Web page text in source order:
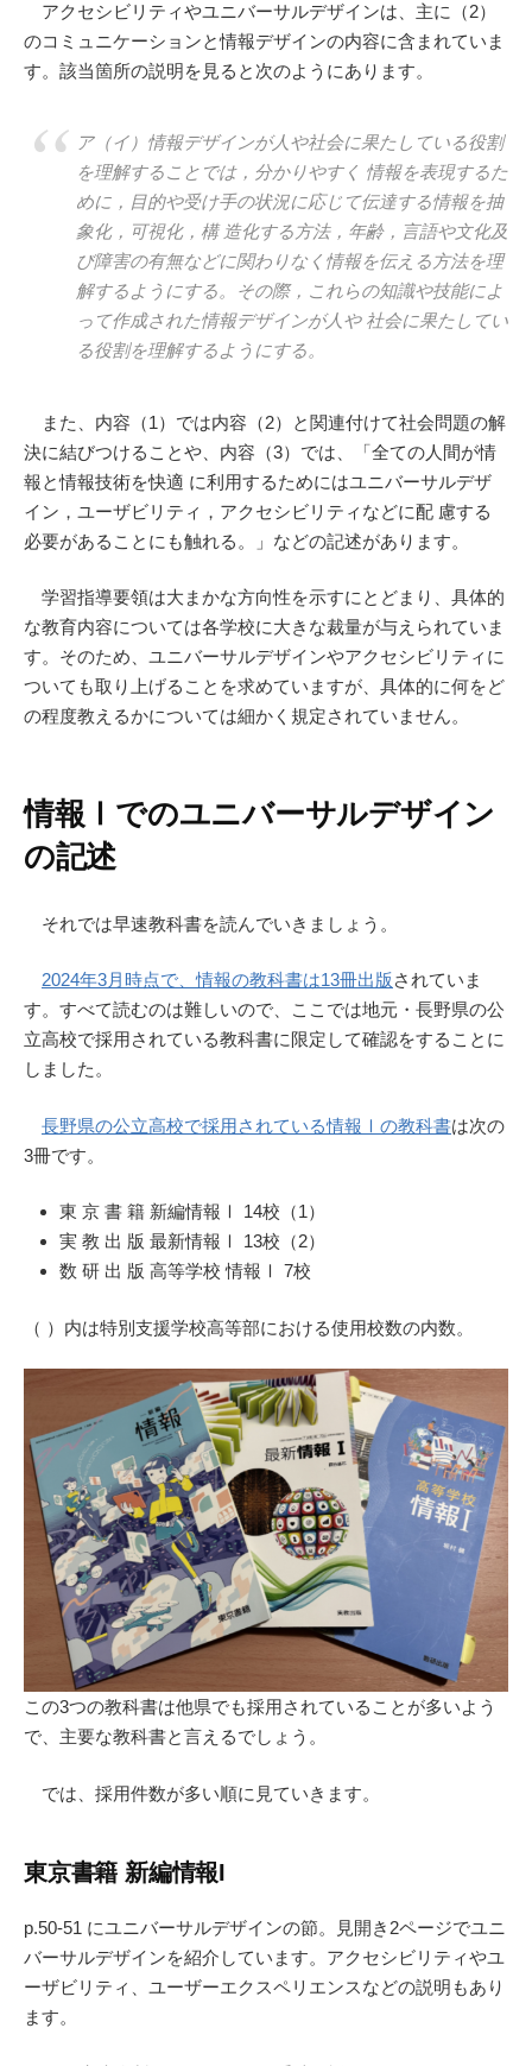
アクセシビリティやユニバーサルデザインは、主に（2）
のコミュニケーションと情報デザインの内容に含まれていま
す。該当箇所の説明を見ると次のようにあります。
ア（イ）情報デザインが人や社会に果たしている役割
を理解することでは，分かりやすく 情報を表現するた
めに，目的や受け手の状況に応じて伝達する情報を抽
象化，可視化，構 造化する方法，年齢，言語や文化及
び障害の有無などに関わりなく情報を伝える方法を理
解するようにする。その際，これらの知識や技能によ
って作成された情報デザインが人や 社会に果たしてい
る役割を理解するようにする。
また、内容（1）では内容（2）と関連付けて社会問題の解
決に結びつけることや、内容（3）では、「全ての人間が情
報と情報技術を快適 に利用するためにはユニバーサルデザ
イン，ユーザビリティ，アクセシビリティなどに配 慮する
必要があることにも触れる。」などの記述があります。
学習指導要領は大まかな方向性を示すにとどまり、具体的
な教育内容については各学校に大きな裁量が与えられていま
す。そのため、ユニバーサルデザインやアクセシビリティに
ついても取り上げることを求めていますが、具体的に何をど
の程度教えるかについては細かく規定されていません。
情報Ⅰでのユニバーサルデザイン
の記述
それでは早速教科書を読んでいきましょう。
2024年3月時点で、情報の教科書は13冊出版されていま
す。すべて読むのは難しいので、ここでは地元・長野県の公
立高校で採用されている教科書に限定して確認をすることに
しました。
長野県の公立高校で採用されている情報Ⅰの教科書は次の
3冊です。
東 京 書 籍 新編情報Ⅰ 14校（1）
実 教 出 版 最新情報Ⅰ 13校（2）
数 研 出 版 高等学校 情報Ⅰ 7校
（ ）内は特別支援学校高等部における使用校数の内数。
この3つの教科書は他県でも採用されていることが多いよう
で、主要な教科書と言えるでしょう。
では、採用件数が多い順に見ていきます。
東京書籍 新編情報I
p.50-51 にユニバーサルデザインの節。見開き2ページでユニ
バーサルデザインを紹介しています。アクセシビリティやユ
ーザビリティ、ユーザーエクスペリエンスなどの説明もあり
ます。